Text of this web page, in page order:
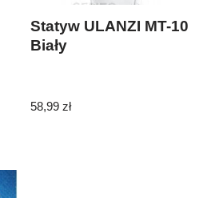
Statyw ULANZI MT-10
Biały
58,99zł